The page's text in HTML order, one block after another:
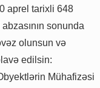
aprel tarixli 648
sonunda
olunsun və
edilsin:
Mühafizəsi